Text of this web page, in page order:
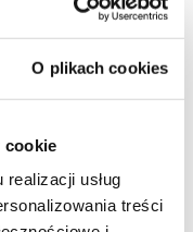
O plikach cookies
cookie
usług
treści
utworów
fortepianie Steinway,
Wnętrze,
kryształowe
designerów. Sala
sale